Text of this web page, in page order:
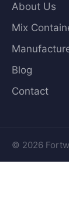
About Us
Mix
Blog
Contact
© 2026